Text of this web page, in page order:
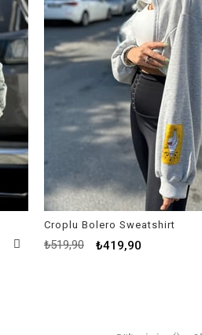
Croplu Bolero Sweatshirt
₺419,90
₺519,90